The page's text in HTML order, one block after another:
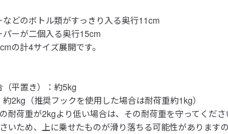
などのボトル類がすっきり入る奥行11cm
パーが二個入る奥行15cm
の計4サイズ展開です。
（平置き）：約5kg
約2kg（推奨フックを使用した場合は耐荷重約1kg）
耐荷重が2kgより低い場合は、その耐荷重を守ってくださ
いため、上に乗せたものが滑り落ちる可能性があります